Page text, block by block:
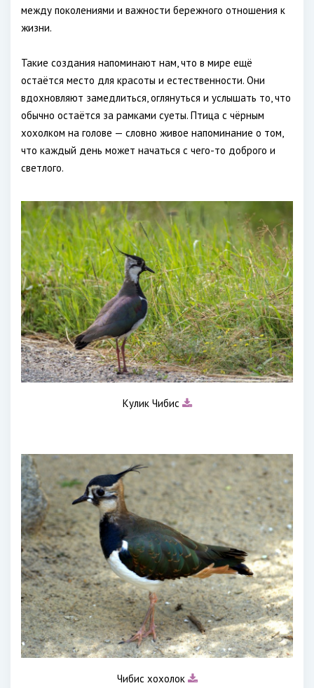
между поколениями и важности бережного отношения к
жизни.
Такие создания напоминают нам, что в мире ещё
остаётся место для красоты и естественности. Они
вдохновляют замедлиться, оглянуться и услышать то, что
обычно остаётся за рамками суеты. Птица с чёрным
хохолком на голове — словно живое напоминание о том,
что каждый день может начаться с чего-то доброго и
светлого.
Кулик Чибис
Чибис хохолок